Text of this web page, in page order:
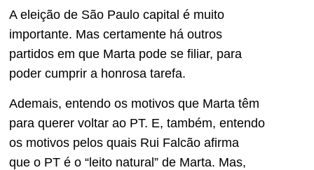
A eleição de São Paulo capital é muito
importante. Mas certamente há outros
partidos em que Marta pode se filiar, para
poder cumprir a honrosa tarefa.
Ademais, entendo os motivos que Marta têm
para querer voltar ao PT. E, também, entendo
os motivos pelos quais Rui Falcão afirma
que o PT é o “leito natural” de Marta. Mas,